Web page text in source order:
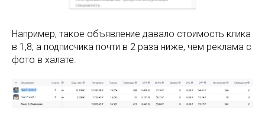
Например, такое объявление давало стоимость клика
в 1,8, а подписчика почти в 2 раза ниже, чем реклама с
фото в халате.